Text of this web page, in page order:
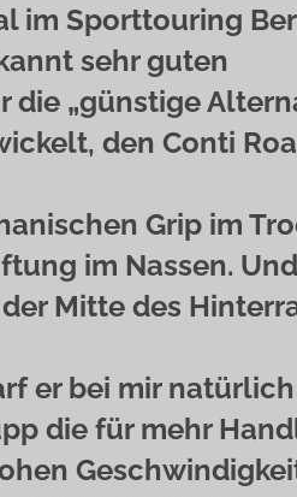
im Sporttouring
sehr guten
die „günstige
den Conti
Grip im
im Nassen.
Mitte des
er bei mir
die für mehr